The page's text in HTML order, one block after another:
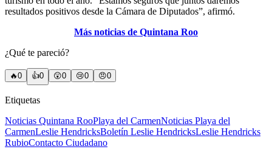
resultados positivos desde la Cámara de Diputados”, afirmó.
Más noticias de Quintana Roo
¿Qué te pareció?
🔥0 👍0 😲0 😢0 😠0
Etiquetas
Noticias Quintana RooPlaya del CarmenNoticias Playa del
CarmenLeslie HendricksBoletín Leslie HendricksLeslie Hendricks
RubioContacto Ciudadano